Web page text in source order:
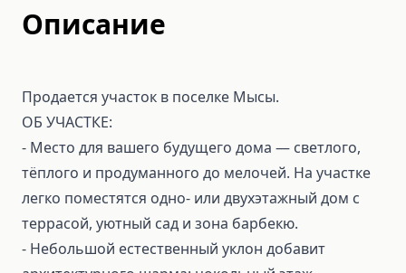
Описание
Продается участок в поселке Мысы.
ОБ УЧАСТКЕ:
- Место для вашего будущего дома — светлого,
тёплого и продуманного до мелочей. На участке
легко поместятся одно- или двухэтажный дом с
террасой, уютный сад и зона барбекю.
- Небольшой естественный уклон добавит